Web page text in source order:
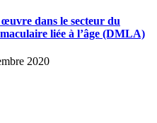
dans le secteur du
liée à l’âge (DMLA)
2020